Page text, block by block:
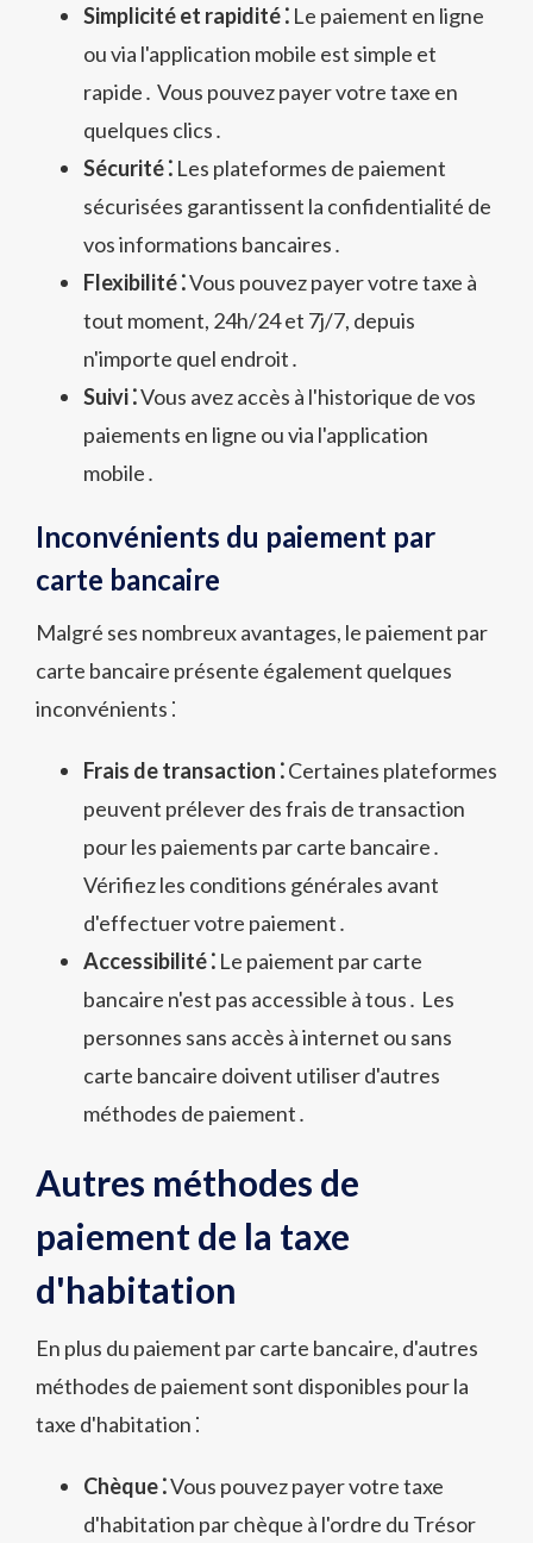
Simplicité et rapidité ⁚ Le paiement en ligne
ou via l'application mobile est simple et
rapide․ Vous pouvez payer votre taxe en
quelques clics․
Sécurité ⁚ Les plateformes de paiement
sécurisées garantissent la confidentialité de
vos informations bancaires․
Flexibilité ⁚Vous pouvez payer votre taxe à
tout moment, 24h/24 et 7j/7, depuis
n'importe quel endroit․
Suivi ⁚Vous avez accès à l'historique de vos
paiements en ligne ou via l'application
mobile․
Inconvénients du paiement par
carte bancaire
Malgré ses nombreux avantages, le paiement par
carte bancaire présente également quelques
inconvénients ⁚
Frais de transaction ⁚Certaines plateformes
peuvent prélever des frais de transaction
pour les paiements par carte bancaire․
Vérifiez les conditions générales avant
d'effectuer votre paiement․
Accessibilité ⁚ Le paiement par carte
bancaire n'est pas accessible à tous․ Les
personnes sans accès à internet ou sans
carte bancaire doivent utiliser d'autres
méthodes de paiement․
Autres méthodes de
paiement de la taxe
d'habitation
En plus du paiement par carte bancaire, d'autres
méthodes de paiement sont disponibles pour la
taxe d'habitation ⁚
Chèque ⁚Vous pouvez payer votre taxe
d'habitation par chèque à l'ordre du Trésor